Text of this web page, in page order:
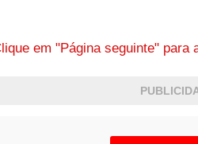
em "Página seguinte"